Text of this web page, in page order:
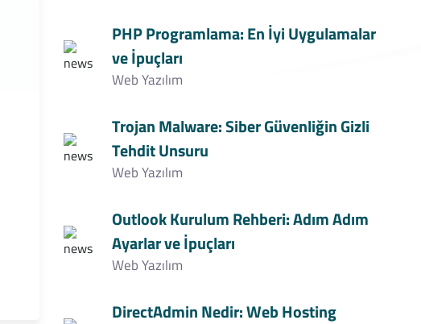
PHP Programlama: En İyi Uygulamalar
ve İpuçları
Web Yazılım
Trojan Malware: Siber Güvenliğin Gizli
Tehdit Unsuru
Web Yazılım
Outlook Kurulum Rehberi: Adım Adım
Ayarlar ve İpuçları
Web Yazılım
DirectAdmin Nedir: Web Hosting